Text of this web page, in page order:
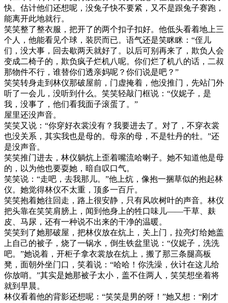
快。估计他们还想呢，没兔子快不要紧，又不是跟兔子赛跑，
能离开此地就行。
笑笑整了整衣服，把开了的两个扣子扣好。他低头看着地上三
个人，他能看见个球，装屄而已。语气还是笑眯眯：“侄儿
们，没大事，回去歇两天就好了。以后可别再来了，欺负人会
变成二椅子的，欺负疯子烂机八呢。你们烂了机八的话，二叔
那物件不行，谁替你们透亲妈呢？你们说是吧？”
笑笑转身走到林仪那破屋前，门虚掩着，他没推门，先站门外
听了一会儿，没听到什么。笑笑轻敲门框说：“仪妮子，是
我，没事了，他们看我面子滚蛋了。”
屋里还没声音。
笑笑又说：“你穿好衣裳没有？我要进去了。对了，不穿衣裳
也没关系，其实我也是母的。母亲的母，不是牡丹的牡。”还
是没声音。
笑笑推门进去，林仪躺炕上歪着嘴流哈喇子。她不知道他是母
的，以为他也要耍她，暗自叹口气。
笑笑说：“走吧，去我那儿。”他上炕，像抱一捆草似的抱起林
仪。她觉得林仪不太重，顶多一百斤。
笑笑抱着她往回走，路上很安静，只有风吹树叶的声音。林仪
把头靠在笑笑肩膀上，闻到他身上的牲口味儿——干草、麸
皮、马尿，还有一种说不出来的干净的温暖。
笑笑到了她那破屋，把林仪放在炕上，关上门，拉亮灯给她盖
上自己的被子，烧了一锅水，倒生铁盆里说：“仪妮子，洗洗
吧。”她说着，开柜子拿衣裳放在炕上，搬了那三条腿高板
凳，面朝外坐门口，笑着说：“哈哈！你洗澡，伙计在这儿给
你放哨。”其实是她那被子太小，盖不住两人，笑笑想坐着将
就到早晨。
林仪看着他的背影还想呢：“笑笑是男的呀！”她又想：“刚才